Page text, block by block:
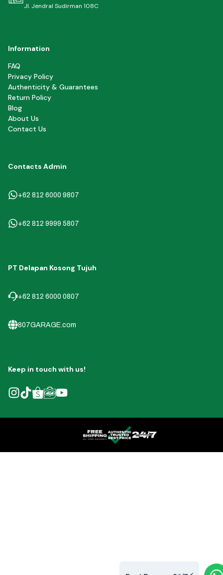
Jl. Jendral Sudirman 108C
Information
FAQ
Privacy Policy
Authenticity & Guarantees
Return Policy
Blog
About Us
Contact Us
Contacts Admin
+62 812 6000 9807
+62 812 9999 5807
PT Delapan Kosong Tujuh
+62 812 6000 0807
807GARAGE.com
Keep in touch with us!